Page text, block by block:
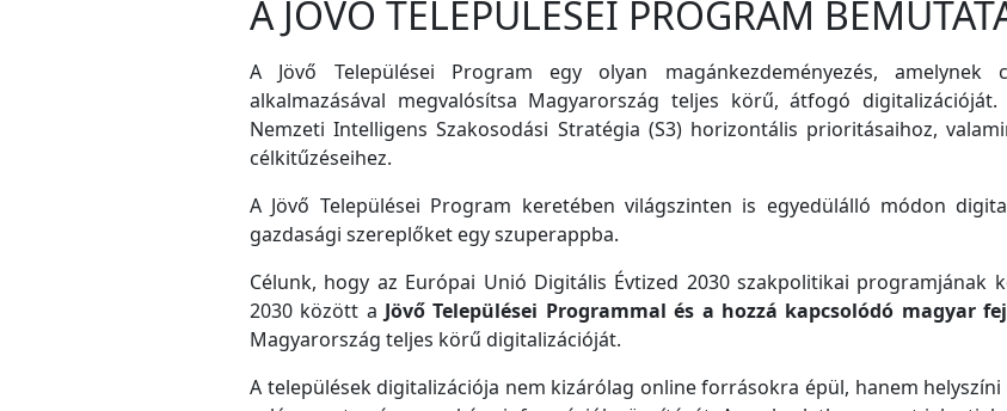
A JÖVŐ TELEPÜLÉSEI PROGRAM
A Jövő Települései Program egy olyan magánkezdeményezés, amelynek
alkalmazásával megvalósítsa Magyarország teljes körű, átfogó
Nemzeti Intelligens Szakosodási Stratégia (S3) horizontális prioritásaihoz,
célkitűzéseihez.
A Jövő Települései Program keretében világszinten is egyedülálló módon
gazdasági szereplőket egy szuperappba.
Célunk, hogy az Európai Unió Digitális Évtized 2030 szakpolitikai programjának
2030 között a Jövő Települései Programmal és a hozzá kapcsolódó magyar
Magyarország teljes körű digitalizációját.
A települések digitalizációja nem kizárólag online forrásokra épül, hanem